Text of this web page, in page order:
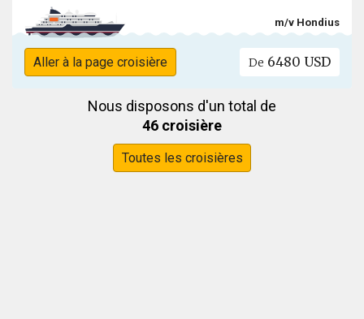
m/v Hondius
Aller à la page croisière De 6480 USD
Nous disposons d'un total de
46 croisière
Toutes les croisières